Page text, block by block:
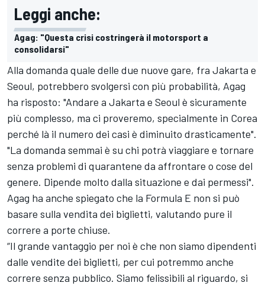
Leggi anche:
Agag: "Questa crisi costringerà il motorsport a
consolidarsi"
Alla domanda quale delle due nuove gare, fra Jakarta e
Seoul, potrebbero svolgersi con più probabilità, Agag
ha risposto: "Andare a Jakarta e Seoul è sicuramente
più complesso, ma ci proveremo, specialmente in Corea
perché là il numero dei casi è diminuito drasticamente".
"La domanda semmai è su chi potrà viaggiare e tornare
senza problemi di quarantene da affrontare o cose del
genere. Dipende molto dalla situazione e dai permessi".
Agag ha anche spiegato che la Formula E non si può
basare sulla vendita dei biglietti, valutando pure il
correre a porte chiuse.
“Il grande vantaggio per noi è che non siamo dipendenti
dalle vendite dei biglietti, per cui potremmo anche
correre senza pubblico. Siamo felissibili al riguardo, si